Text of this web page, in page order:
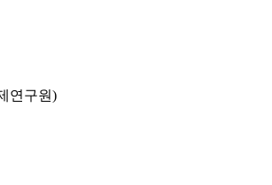
연구원)